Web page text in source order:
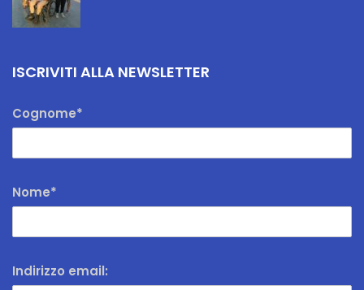
ISCRIVITI ALLA NEWSLETTER
Cognome*
Nome*
Indirizzo email: